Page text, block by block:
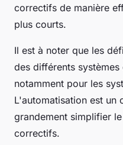
correctifs de manière
plus courts.
Il est à noter que les
des différents
notamment pour les
L'automatisation est un
grandement simplifier
correctifs.